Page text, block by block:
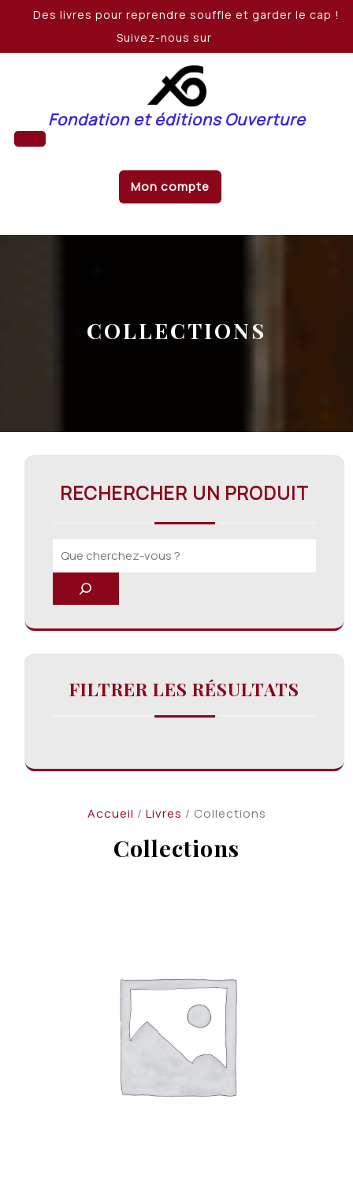
Des livres pour reprendre souffle et garder le cap !
Suivez-nous sur
Fondation et éditions Ouverture
Mon compte
COLLECTIONS
Accueil / Livres / Collections
Collections
RECHERCHER UN PRODUIT
FILTRER LES RÉSULTATS